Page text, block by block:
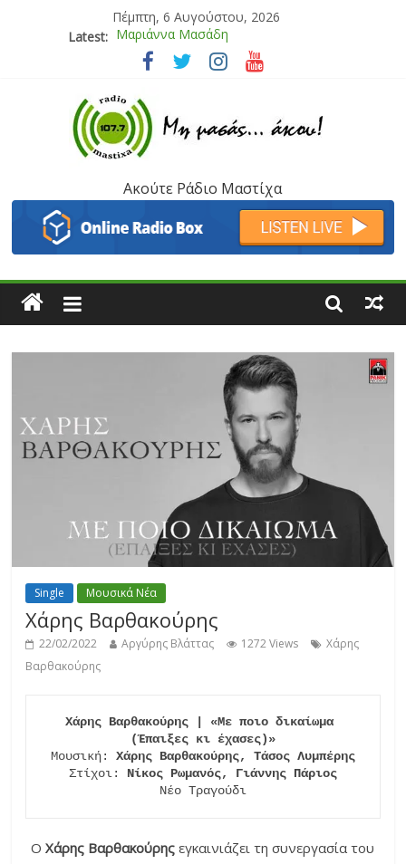
Πέμπτη, 6 Αυγούστου, 2026
Latest: Τάνια Μπρεάζου
Bliss
Μάνος Τρυπιάς & Γιώργος Στρατάκης
Ιορδάνης Αγαπητός
Μαριάννα Μασάδη
Ακούτε Ράδιο Μαστίχα
Single Μουσικά Νέα
Χάρης Βαρθακούρης
22/02/2022 Αργύρης Βλάττας 1272 Views
Χάρης
Βαρθακούρης
Χάρης Βαρθακούρης | «Με ποιο δικαίωμα
(Έπαιξες κι έχασες)»
Μουσική: Χάρης Βαρθακούρης, Τάσος Λυμπέρης
Στίχοι: Νίκος Ρωμανός, Γιάννης Πάριος
Νέο Τραγούδι
ΟΧάρης Βαρθακούρης εγκαινιάζει τη συνεργασία του